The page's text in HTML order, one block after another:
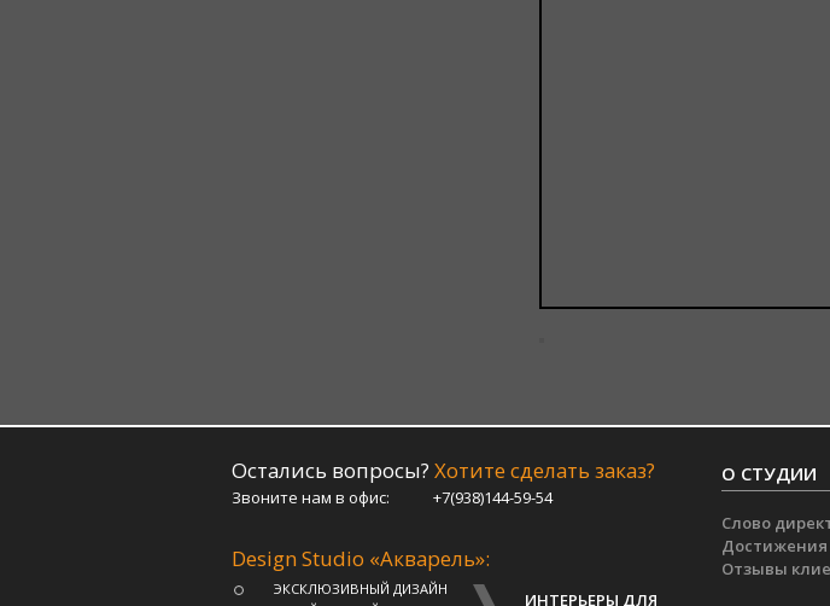
Остались вопросы? Хотите сделать заказ?
Звоните нам в офис: +7(938)144-59-54
Design Studio «Акварель»:
ЭКСКЛЮЗИВНЫЙ ДИЗАЙН
ИНТЕРЬЕРЫ ДЛЯ
О СТУДИИ
Слово
Достижения
Отзывы